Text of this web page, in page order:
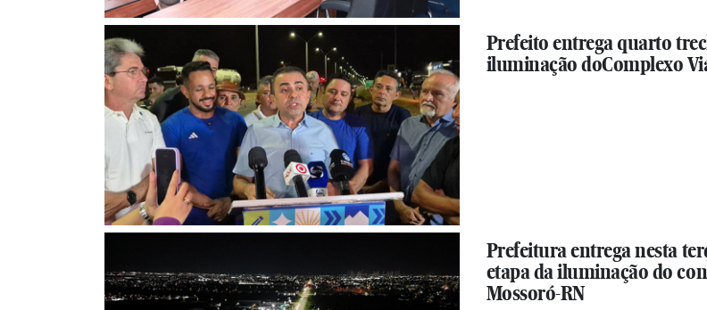
Prefeito entrega quarto
iluminação doComplexo
Prefeitura entrega nesta
etapa da iluminação do
Mossoró-RN